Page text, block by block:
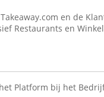
en de
Restaurants en
Platform bij het